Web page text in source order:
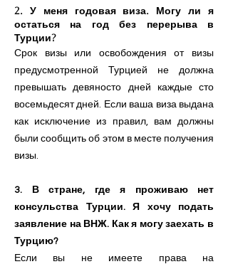
2. У меня годовая виза. Могу ли я
остаться на год без перерыва в
Турции?
Срок визы или освобождения от визы
предусмотренной Турцией не должна
превышать девяносто дней каждые сто
восемьдесят дней. Если ваша виза выдана
как исключение из правил, вам должны
были сообщить об этом в месте получения
визы.
3. В стране, где я проживаю нет
консульства Турции. Я хочу подать
заявление на ВНЖ. Как я могу заехать в
Турцию?
Если вы не имеете права на